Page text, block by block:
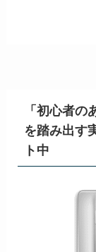
「初心者
を踏み出す
ト中